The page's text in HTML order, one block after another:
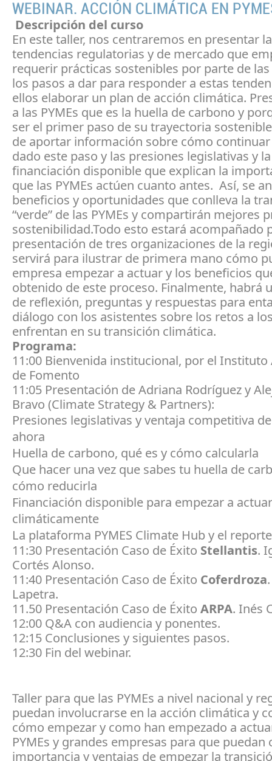
WEBINAR. ACCIÓN CLIMÁTICA EN
Descripción del curso
En este taller, nos centraremos en presentar
tendencias regulatorias y de mercado que
requerir prácticas sostenibles por parte de las
los pasos a dar para responder a estas
ellos elaborar un plan de acción climática.
a las PYMEs que es la huella de carbono y
ser el primer paso de su trayectoria
de aportar información sobre cómo continuar
dado este paso y las presiones legislativas y la
financiación disponible que explican la
que las PYMEs actúen cuanto antes. Así, se
beneficios y oportunidades que conlleva la
“verde” de las PYMEs y compartirán mejores
sostenibilidad.Todo esto estará acompañado
presentación de tres organizaciones de la
servirá para ilustrar de primera mano cómo
empresa empezar a actuar y los beneficios
obtenido de este proceso. Finalmente, habrá
de reflexión, preguntas y respuestas para
diálogo con los asistentes sobre los retos a
enfrentan en su transición climática.
Programa:
11:00 Bienvenida institucional, por el Instituto
de Fomento
11:05 Presentación de Adriana Rodríguez y
Bravo (Climate Strategy & Partners):
Presiones legislativas y ventaja competitiva
ahora
Huella de carbono, qué es y cómo calcularla
Que hacer una vez que sabes tu huella de
cómo reducirla
Financiación disponible para empezar a actuar
climáticamente
La plataforma PYMES Climate Hub y el
11:30 Presentación Caso de Éxito Stellantis.
Cortés Alonso.
11:40 Presentación Caso de Éxito Coferdroza
Lapetra.
11.50 Presentación Caso de Éxito ARPA. Inés
12:00 Q&A con audiencia y ponentes.
12:15 Conclusiones y siguientes pasos.
12:30 Fin del webinar.
Taller para que las PYMEs a nivel nacional y
puedan involucrarse en la acción climática y
cómo empezar y como han empezado a
PYMEs y grandes empresas para que puedan
importancia y ventajas de empezar la